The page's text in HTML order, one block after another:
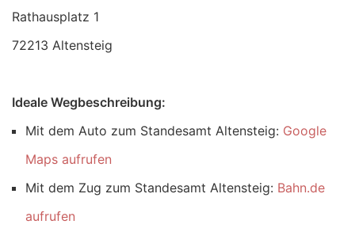
72213 Altensteig
Ideale Wegbeschreibung:
Mit dem Auto zum Standesamt Altensteig: Google
Maps aufrufen
Mit dem Zug zum Standesamt Altensteig: Bahn.de
aufrufen